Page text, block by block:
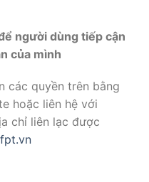
người dùng tiếp cận
của mình
các quyền trên bằng
hoặc liên hệ với
chỉ liên lạc được